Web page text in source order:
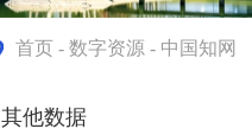
首页- 数字资源 - 中国知网
其他数据